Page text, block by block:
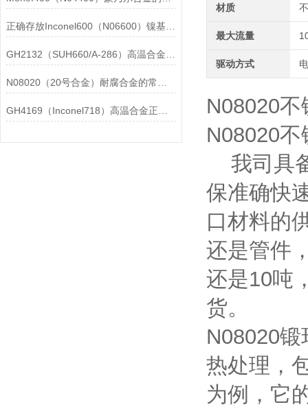
正确存放Inconel600（N06600）镍基合金的重要性介绍
材质
最大流量
驱动方式
N08020
N08020
我司具
保准确快
口材料的
还是管件
还是10吨
货。
N08020
热处理，
为例，它